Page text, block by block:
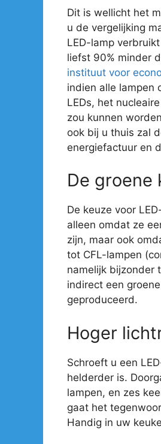
Dit is wellicht het
u de vergelijking
LED-lamp
liefst 90% minder
instituut voor
indien alle lampen
LEDs, het
zou kunnen
ook bij u thuis zal
energiefactuur en
De groene
De keuze voor
alleen omdat ze
zijn, maar ook
tot CFL-lampen
namelijk bijzonder
indirect een
geproduceerd.
Hoger
Schroeft u een
helderder is.
lampen, en zes
gaat het
Handig in uw